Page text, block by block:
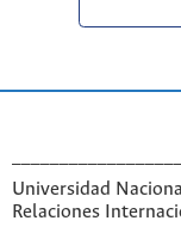
Universidad
Relaciones